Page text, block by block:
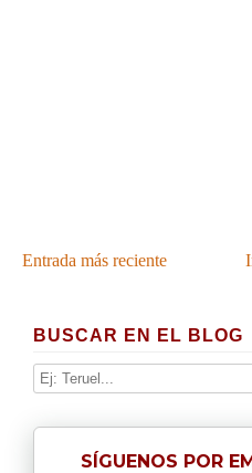
Entrada más reciente
BUSCAR EN EL BLOG
SÍGUENOS POR